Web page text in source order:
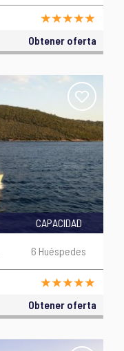
Obtener oferta
CAPACIDAD
6 Huéspedes
Obtener oferta